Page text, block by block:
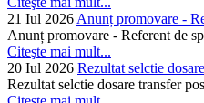
21 Iul 2026 Anunț promovare -
Anunț promovare - Referent de
Citeşte mai mult...
20 Iul 2026 Rezultat selctie
Rezultat selctie dosare transfer